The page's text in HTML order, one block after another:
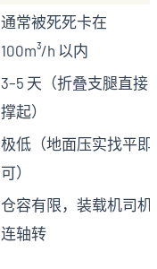
通常被死死卡在
100m³/h 以内
3–5 天（折叠支腿直接
撑起）
极低（地面压实找平即
可）
仓容有限，装载机司机
连轴转